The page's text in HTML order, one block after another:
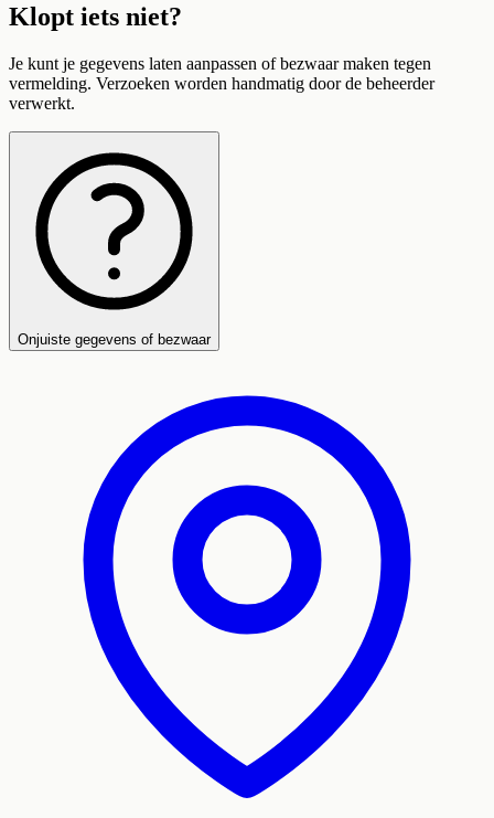
Klopt iets niet?
Je kunt je gegevens laten aanpassen of bezwaar maken tegen
vermelding. Verzoeken worden handmatig door de beheerder
verwerkt.
Onjuiste gegevens of bezwaar